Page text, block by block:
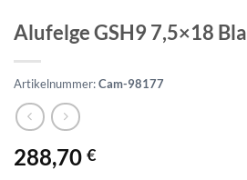
Alufelge GSH9 7,5×18
Artikelnummer:Cam-98177
288,70 €